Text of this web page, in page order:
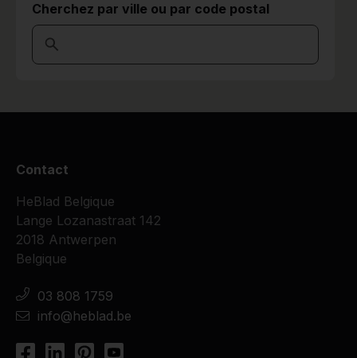
Cherchez par ville ou par code postal
Contact
HeBlad Belgique
Lange Lozanastraat 142
2018 Antwerpen
Belgique
03 808 1759
info@heblad.be